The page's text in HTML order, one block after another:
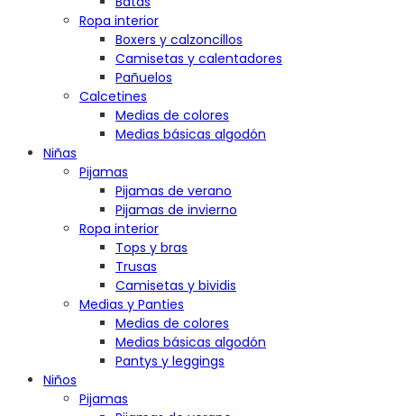
Ropa interior
Boxers y calzoncillos
Camisetas y calentadores
Pañuelos
Calcetines
Medias de colores
Medias básicas algodón
Niñas
Pijamas
Pijamas de verano
Pijamas de invierno
Ropa interior
Tops y bras
Trusas
Camisetas y bividis
Medias y Panties
Medias de colores
Medias básicas algodón
Pantys y leggings
Niños
Pijamas